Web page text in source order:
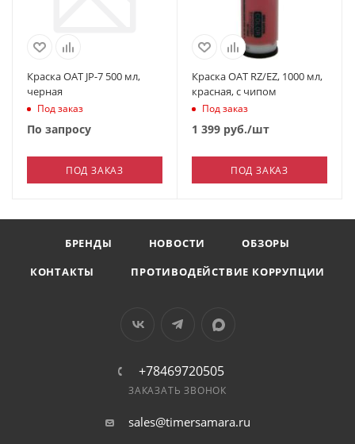
Краска OAT JP-7 500 мл,
черная
Под заказ
По запросу
ПОД ЗАКАЗ
Краска OAT RZ/EZ, 1000 мл,
красная, с чипом
Под заказ
1 399 руб./шт
ПОД ЗАКАЗ
БРЕНДЫ НОВОСТИ
ОБЗОРЫ
КОНТАКТЫ
ПРОТИВОДЕЙСТВИЕ КОРРУПЦИИ
+78469720505
ЗАКАЗАТЬ ЗВОНОК
sales@timersamara.ru